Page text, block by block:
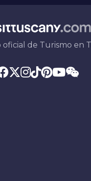
oficial de Turismo en